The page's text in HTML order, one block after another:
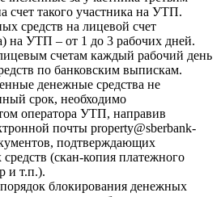
счет такого участника на УТП.
средств на лицевой счет
на УТП – от 1 до 3 рабочих дней.
счетам каждый рабочий день
по банковским выпискам.
денежные средства не
срок, необходимо
оператора УТП, направив
почты property@sberbank-
подтверждающих
(скан-копия платежного
и т.п.).
блокирования денежных